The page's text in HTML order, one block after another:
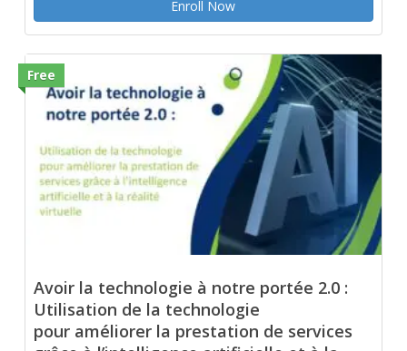
Enroll Now
Free
Avoir la technologie à notre portée 2.0 :
Utilisation de la technologie
pour améliorer la prestation de services